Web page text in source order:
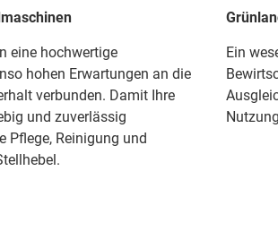
eine hochwertige
hohen Erwartungen an die
verbunden. Damit Ihre
und zuverlässig
Pflege, Reinigung und
Ein